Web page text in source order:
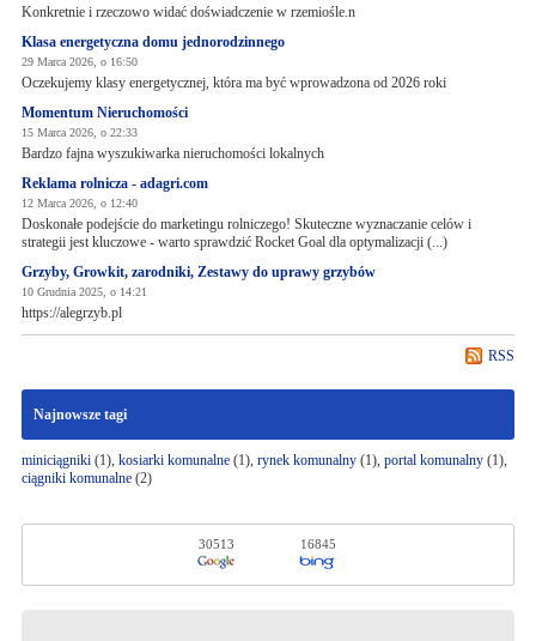
Konkretnie i rzeczowo widać doświadczenie w rzemiośle.n
Klasa energetyczna domu jednorodzinnego
29 Marca 2026, o 16:50
Oczekujemy klasy energetycznej, która ma być wprowadzona od 2026 roki
Momentum Nieruchomości
15 Marca 2026, o 22:33
Bardzo fajna wyszukiwarka nieruchomości lokalnych
Reklama rolnicza - adagri.com
12 Marca 2026, o 12:40
Doskonałe podejście do marketingu rolniczego! Skuteczne wyznaczanie celów i
strategii jest kluczowe - warto sprawdzić Rocket Goal dla optymalizacji (...)
Grzyby, Growkit, zarodniki, Zestawy do uprawy grzybów
10 Grudnia 2025, o 14:21
https://alegrzyb.pl
RSS
Najnowsze tagi
miniciągniki(1), kosiarki komunalne(1), rynek komunalny(1), portal komunalny(1),
ciągniki komunalne(2)
30513 16845